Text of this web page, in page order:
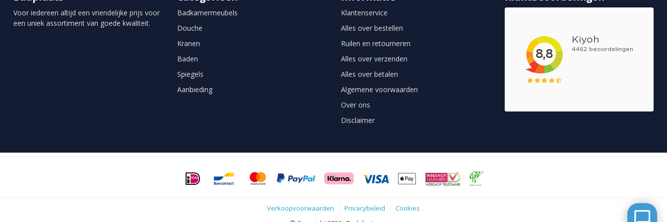
Voor iedereen altijd een vriendelijke prijs voor
een uniek assortiment van goede kwaliteit.
Badkamermeubels
Douche
Kranen
Baden
Spiegels
Aanbieding
Klantenservice
Alles over bestellen
Ruilen en retourneren
Alles over verzenden
Alles over betalen
Algemene voorwaarden
Over ons
Disclaimer
Verkoopvoorwaarden Privacybeleid
Cookies